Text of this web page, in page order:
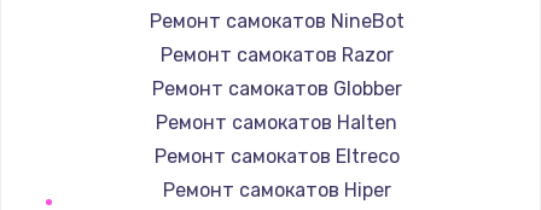
Замена платы сенсора
900 руб.
Замена регулятора режимов конфорки
Ремонт самокатов NineBot
Ремонт самокатов Razor
Ремонт самокатов Globber
Ремонт самокатов Halten
Ремонт самокатов Eltreco
Ремонт самокатов Hiper